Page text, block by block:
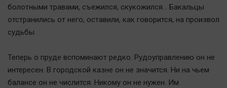
Bookworms
English version
Online-консультация
Афиша
болотными травами, съежился, скукожился… Бакальцы
отстранились от него, оставили, как говорится, на произвол
судьбы.
Теперь о пруде вспоминают редко. Рудоуправлению он не
интересен. В городской казне он не значится. Ни на чьем
балансе он не числится. Никому он не нужен. Им